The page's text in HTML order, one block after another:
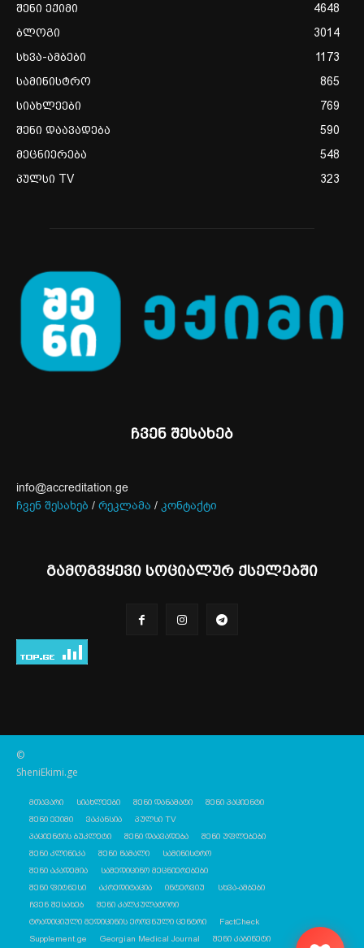
შენი ექიმი
4648
ბლოგი
3014
სხვა-ამბები
1173
სამინისტრო
865
სიახლეები
769
შენი დაავადება
590
მეცნიერება
548
პულსი TV
323
ჩვენ შესახებ
info@accreditation.ge
ჩვენ შესახებ / რეკლამა / კონტაქტი
გამოგვყევი სოციალურ ქსელებში
©
SheniEkimi.ge
მთავარი სიახლეები შენი დანამატი
შენი პაციენტი
შენი ექიმი
ვაკანსია
პულსი TV
პაციენტის ბუკლეტი
შენი დაავადება
შენი უფლებები
შენი კლინიკა
შენი წამალი
სამინისტრო
შენი აკადემია
სამედიცინო მეცნიერებები
შენი ფიტნესი
აკრედიტაცია ინტერვიუ
სხვა-ამბები
ჩვენ შესახებ
შენი კალკულატორი
ტრადიციული მედიცინის ეროვნული ცენტრი
FactCheck
Supplement.ge
Georgian Medical Journal შენი კაბინეტი